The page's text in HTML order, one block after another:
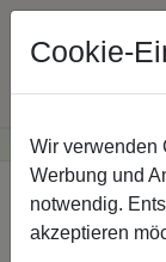
Günstige
Startseite
Stilg. 20
Cookie-
Wir verwenden
Werbung und
notwendig.
akzeptieren